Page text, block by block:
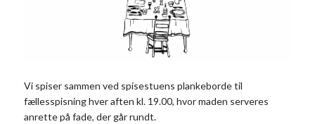
Vi spiser sammen ved spisestuens plankeborde til
fællesspisning hver aften kl. 19.00, hvor maden serveres
anrette på fade, der går rundt.